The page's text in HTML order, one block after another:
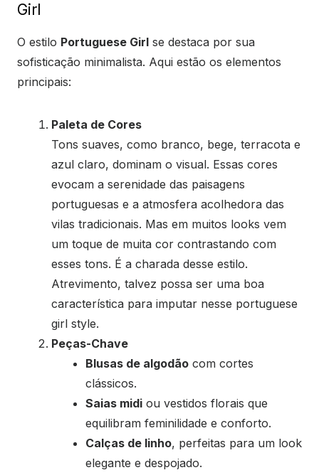
Girl
O estilo Portuguese Girl se destaca por sua
sofisticação minimalista. Aqui estão os elementos
principais:
Paleta de Cores
Tons suaves, como branco, bege, terracota e
azul claro, dominam o visual. Essas cores
evocam a serenidade das paisagens
portuguesas e a atmosfera acolhedora das
vilas tradicionais. Mas em muitos looks vem
um toque de muita cor contrastando com
esses tons. É a charada desse estilo.
Atrevimento, talvez possa ser uma boa
característica para imputar nesse portuguese
girl style.
Peças-Chave
Blusas de algodão com cortes
clássicos.
Saias midi ou vestidos florais que
equilibram feminilidade e conforto.
Calças de linho, perfeitas para um look
elegante e despojado.